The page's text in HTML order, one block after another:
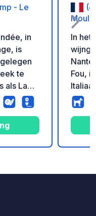
- Le
in
is
te
als La
Puy-
Moulin
In het
Fou,
rivier